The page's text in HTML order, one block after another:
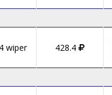
wiper 428.4